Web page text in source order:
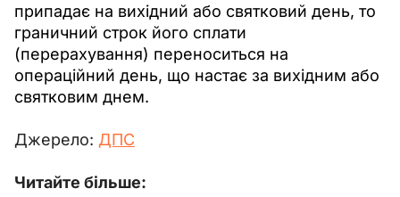
припадає на вихідний або святковий день, то
граничний строк його сплати
(перерахування) переноситься на
операційний день, що настає за вихідним або
святковим днем.
Джерело: ДПС
Читайте більше: